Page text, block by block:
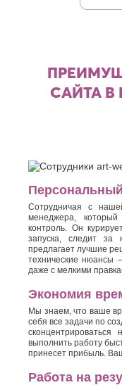
САЙТА В
Сотрудничая с
менеджера,
контроль. Он
запуска, следит за
предлагает лучшие
технические нюансы
даже с мелкими
Экономия
Мы знаем, что ваше
себя все задачи по
выполнить работу
принесет прибыль.
Работа на